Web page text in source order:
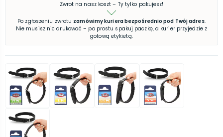
Zwrot na nasz koszt – Ty tylko pakujesz!
Po zgłoszeniu zwrotu zamówimy kuriera bezpośrednio pod Twój adres.
Nie musisz nic drukować – po prostu spakuj paczkę, a kurier przyjedzie z
gotową etykietą.